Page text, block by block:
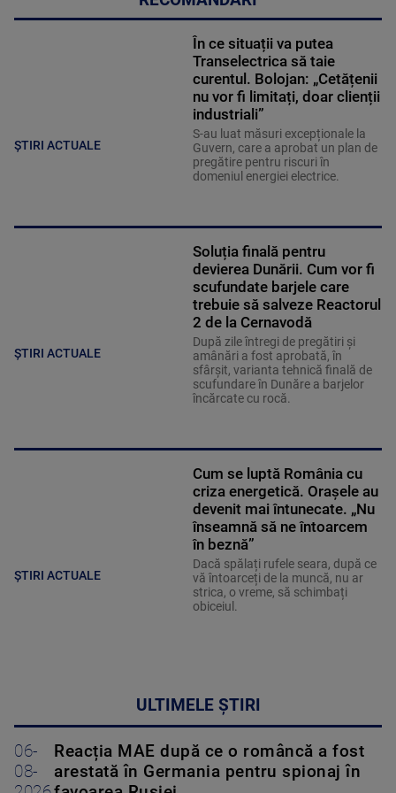
ȘTIRI ACTUALE
În ce situații va putea
Transelectrica să taie
curentul. Bolojan: „Cetățenii
nu vor fi limitați, doar clienții
industriali”
S-au luat măsuri excepționale la
Guvern, care a aprobat un plan de
pregătire pentru riscuri în
domeniul energiei electrice.
ȘTIRI ACTUALE
Soluția finală pentru
devierea Dunării. Cum vor fi
scufundate barjele care
trebuie să salveze Reactorul
2 de la Cernavodă
După zile întregi de pregătiri și
amânări a fost aprobată, în
sfârșit, varianta tehnică finală de
scufundare în Dunăre a barjelor
încărcate cu rocă.
ȘTIRI ACTUALE
Cum se luptă România cu
criza energetică. Orașele au
devenit mai întunecate. „Nu
înseamnă să ne întoarcem
în beznă”
Dacă spălați rufele seara, după ce
vă întoarceți de la muncă, nu ar
strica, o vreme, să schimbați
obiceiul.
ULTIMELE ȘTIRI
06-
08-
Reacția MAE după ce o româncă a fost
arestată în Germania pentru spionaj în